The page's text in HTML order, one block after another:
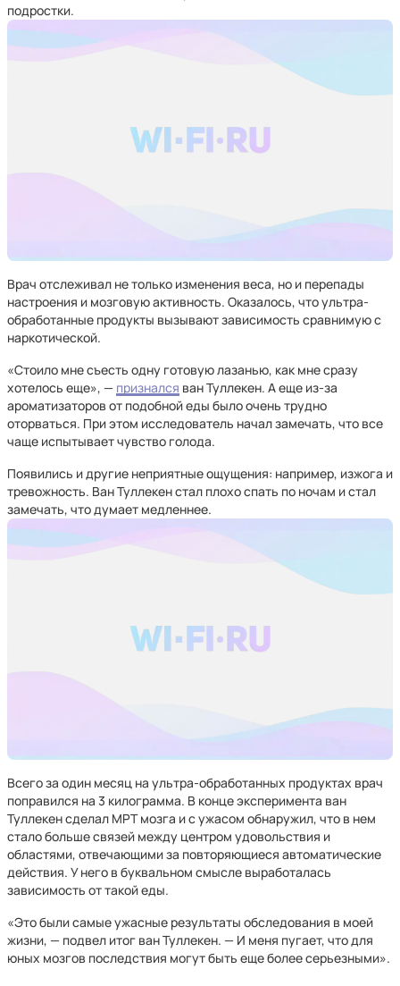
подростки.
Врач отслеживал не только изменения веса, но и перепады
настроения и мозговую активность. Оказалось, что ультра-
обработанные продукты вызывают зависимость сравнимую с
наркотической.
«Стоило мне съесть одну готовую лазанью, как мне сразу
хотелось еще», — признался ван Туллекен. А еще из-за
ароматизаторов от подобной еды было очень трудно
оторваться. При этом исследователь начал замечать, что все
чаще испытывает чувство голода.
Появились и другие неприятные ощущения: например, изжога и
тревожность. Ван Туллекен стал плохо спать по ночам и стал
замечать, что думает медленнее.
Всего за один месяц на ультра-обработанных продуктах врач
поправился на 3 килограмма. В конце эксперимента ван
Туллекен сделал МРТ мозга и с ужасом обнаружил, что в нем
стало больше связей между центром удовольствия и
областями, отвечающими за повторяющиеся автоматические
действия. У него в буквальном смысле выработалась
зависимость от такой еды.
«Это были самые ужасные результаты обследования в моей
жизни, — подвел итог ван Туллекен. — И меня пугает, что для
юных мозгов последствия могут быть еще более серьезными».